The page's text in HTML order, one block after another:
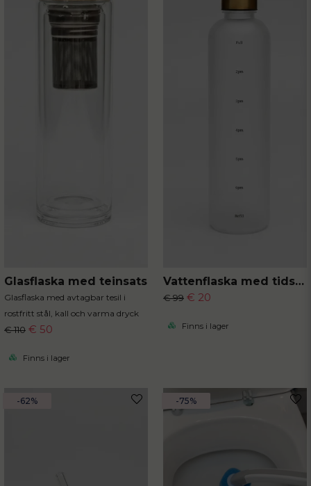
Glasflaska med teinsats
Glasflaska med avtagbar tesil i
rostfritt stål, kall och varma dryck
€ 110 € 50
Finns i lager
Vattenflaska med tidsmarkör
€ 99 € 20
Finns i lager
-62% -75%